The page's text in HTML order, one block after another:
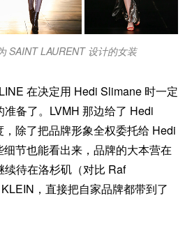
SAINT LAURENT 设计的女装
在决定用 Hedi Slimane 时一定
备了。LVMH 那边给了 Hedi
除了把品牌形象全权委托给 Hedi
节也能看出来，品牌的大本营在
待在洛杉矶（对比 Raf
，直接把自家品牌都带到了